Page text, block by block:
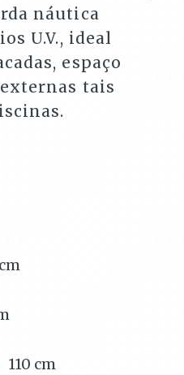
náutica
U.V., ideal
espaço
tais
cm
110 cm